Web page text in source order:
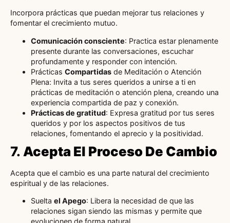
Incorpora prácticas que puedan mejorar tus relaciones y
fomentar el crecimiento mutuo.
Comunicación consciente: Practica estar plenamente
presente durante las conversaciones, escuchar
profundamente y responder con intención.
Prácticas Compartidas de Meditación o Atención
Plena: Invita a tus seres queridos a unirse a ti en
prácticas de meditación o atención plena, creando una
experiencia compartida de paz y conexión.
Prácticas de gratitud: Expresa gratitud por tus seres
queridos y por los aspectos positivos de tus
relaciones, fomentando el aprecio y la positividad.
7. Acepta El Proceso De Cambio
Acepta que el cambio es una parte natural del crecimiento
espiritual y de las relaciones.
Suelta el Apego: Libera la necesidad de que las
relaciones sigan siendo las mismas y permite que
evolucionen de forma natural.